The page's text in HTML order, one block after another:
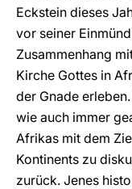
Eckstein dieses
vor seiner
Zusammenhang
Kirche Gottes in
der Gnade
wie auch immer
Afrikas mit dem
Kontinents zu
zurück. Jenes